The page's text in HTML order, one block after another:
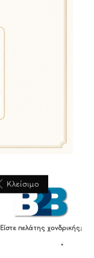
Κλείσιμο
Είστε πελάτης χονδρικής;